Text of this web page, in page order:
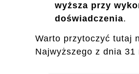
wyższa przy
doświadczenia.
Warto przytoczyć tutaj
Najwyższego z dnia